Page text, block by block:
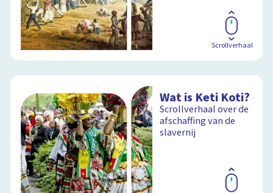
Scrollverhaal
Wat is Keti Koti?
Scrollverhaal over de
afschaffing van de
slavernij